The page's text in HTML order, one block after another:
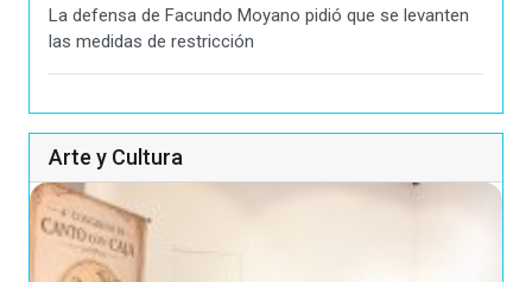
La defensa de Facundo Moyano pidió que se levanten
las medidas de restricción
Arte y Cultura